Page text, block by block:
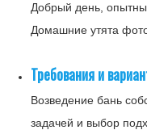
Добрый день,
Домашние утята
Требования и
Возведение бань
задачей и выбор